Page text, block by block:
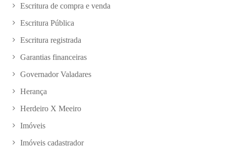
Escritura de compra e venda
Escritura Pública
Escritura registrada
Garantias financeiras
Governador Valadares
Herança
Herdeiro X Meeiro
Imóveis
Imóveis cadastrador